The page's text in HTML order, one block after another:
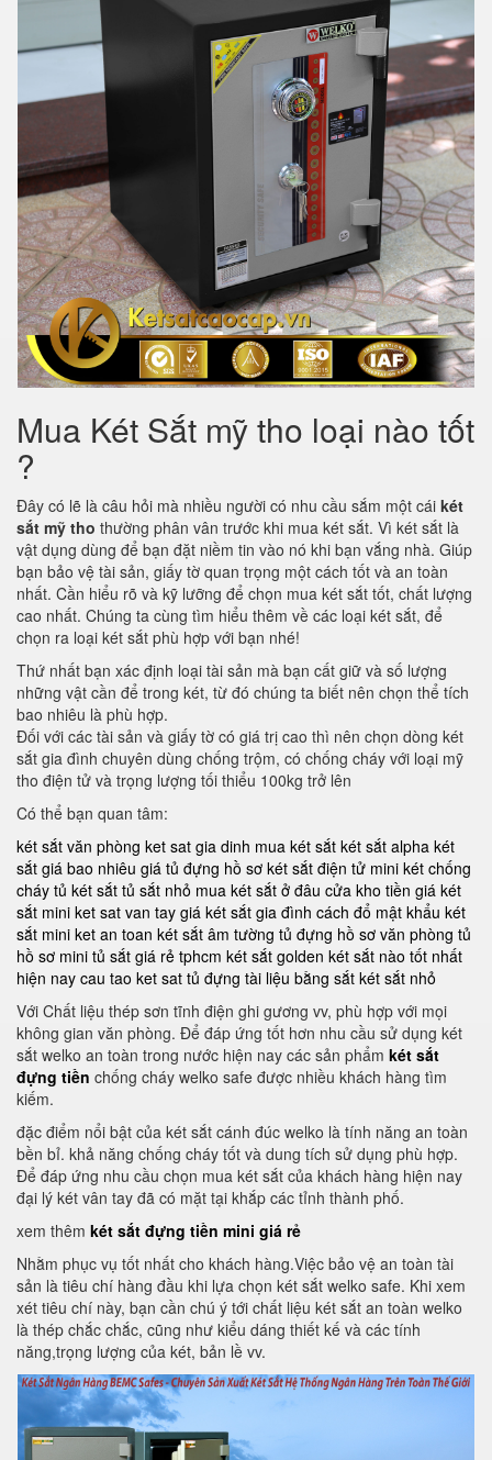
Mua Két Sắt mỹ tho loại nào tốt
?
Đây có lẽ là câu hỏi mà nhiều người có nhu cầu sắm một cái két
sắt mỹ tho thường phân vân trước khi mua két sắt. Vì két sắt là
vật dụng dùng để bạn đặt niềm tin vào nó khi bạn vắng nhà. Giúp
bạn bảo vệ tài sản, giấy tờ quan trọng một cách tốt và an toàn
nhất. Cần hiểu rõ và kỹ lưỡng để chọn mua két sắt tốt, chất lượng
cao nhất. Chúng ta cùng tìm hiểu thêm về các loại két sắt, để
chọn ra loại két sắt phù hợp với bạn nhé!
Thứ nhất bạn xác định loại tài sản mà bạn cất giữ và số lượng
những vật cần để trong két, từ đó chúng ta biết nên chọn thể tích
bao nhiêu là phù hợp.
Đối với các tài sản và giấy tờ có giá trị cao thì nên chọn dòng két
sắt gia đình chuyên dùng chống trộm, có chống cháy với loại mỹ
tho điện tử và trọng lượng tối thiểu 100kg trở lên
Có thể bạn quan tâm:
két sắt văn phòng ket sat gia dinh mua két sắt két sắt alpha két
sắt giá bao nhiêu giá tủ đựng hồ sơ két sắt điện tử mini két chống
cháy tủ két sắt tủ sắt nhỏ mua két sắt ở đâu cửa kho tiền giá két
sắt mini ket sat van tay giá két sắt gia đình cách đổ mật khẩu két
sắt mini ket an toan két sắt âm tường tủ đựng hồ sơ văn phòng tủ
hồ sơ mini tủ sắt giá rẻ tphcm két sắt golden két sắt nào tốt nhất
hiện nay cau tao ket sat tủ đựng tài liệu bằng sắt két sắt nhỏ
Với Chất liệu thép sơn tĩnh điện ghi gương vv, phù hợp với mọi
không gian văn phòng. Để đáp ứng tốt hơn nhu cầu sử dụng két
sắt welko an toàn trong nước hiện nay các sản phẩm két sắt
đựng tiền chống cháy welko safe được nhiều khách hàng tìm
kiếm.
đặc điểm nổi bật của két sắt cánh đúc welko là tính năng an toàn
bền bỉ. khả năng chống cháy tốt và dung tích sử dụng phù hợp.
Để đáp ứng nhu cầu chọn mua két sắt của khách hàng hiện nay
đại lý két vân tay đã có mặt tại khắp các tỉnh thành phố.
xem thêm két sắt đựng tiền mini giá rẻ
Nhằm phục vụ tốt nhất cho khách hàng.Việc bảo vệ an toàn tài
sản là tiêu chí hàng đầu khi lựa chọn két sắt welko safe. Khi xem
xét tiêu chí này, bạn cần chú ý tới chất liệu két sắt an toàn welko
là thép chắc chắc, cũng như kiểu dáng thiết kế và các tính
năng,trọng lượng của két, bản lề vv.